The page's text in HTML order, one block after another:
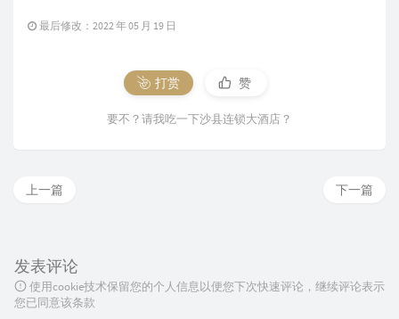
最后修改：2022 年 05 月 19 日
打赏 赞
要不？请我吃一下沙县连锁大酒店？
下一篇
上一篇
发表评论
使用cookie技术保留您的个人信息以便您下次快速评论，继续评论表示
您已同意该条款